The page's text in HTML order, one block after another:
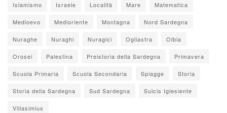
Islamismo Israele Località Mare Matematica
Medioevo Medioriente Montagna Nord Sardegna
Nuraghe Nuraghi Nuragici Ogliastra Olbia
Orosei Palestina Preistoria della Sardegna Primavera
Scuola Primaria Scuola Secondaria Spiagge Storia
Storia della Sardegna Sud Sardegna Sulcis Iglesiente
Villasimius